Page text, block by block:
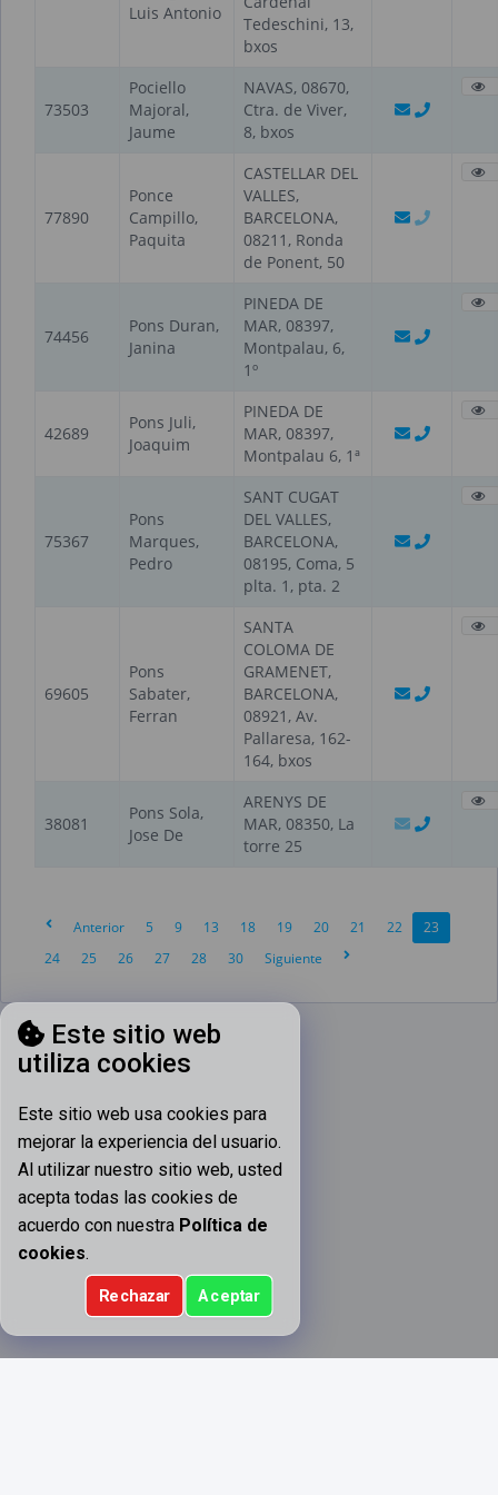
Luis Antonio
Tedeschini, 13,
bxos
73503
Pociello
Majoral,
Jaume
NAVAS, 08670,
Ctra. de Viver,
8, bxos
77890
Ponce
Campillo,
Paquita
CASTELLAR DEL
VALLES,
BARCELONA,
08211, Ronda
de Ponent, 50
74456
Pons Duran,
Janina
PINEDA DE
MAR, 08397,
Montpalau, 6,
1º
42689
Pons Juli,
Joaquim
PINEDA DE
MAR, 08397,
Montpalau 6, 1ª
75367
Pons
Marques,
Pedro
SANT CUGAT
DEL VALLES,
BARCELONA,
08195, Coma, 5
plta. 1, pta. 2
69605
Pons
Sabater,
Ferran
SANTA
COLOMA DE
GRAMENET,
BARCELONA,
08921, Av.
Pallaresa, 162-
164, bxos
38081
Pons Sola,
Jose De
ARENYS DE
MAR, 08350, La
torre 25
Anterior 5 9 13 18 19 20 21 22
23
24
25 26 27 28 30 Siguiente
Este sitio web
utiliza cookies
Este sitio web usa cookies para
mejorar la experiencia del usuario.
Al utilizar nuestro sitio web, usted
acepta todas las cookies de
acuerdo con nuestra Política de
cookies.
Rechazar Aceptar